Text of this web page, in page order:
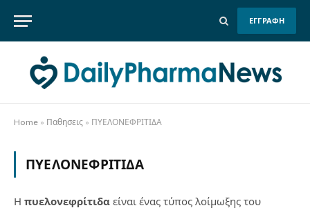
ΕΓΓΡΑΦΗ
Home » Παθησεις » ΠΥΕΛΟΝΕΦΡΙΤΙΔΑ
ΠΥΕΛΟΝΕΦΡΙΤΙΔΑ
Η πυελονεφρίτιδα είναι ένας τύπος λοίμωξης του